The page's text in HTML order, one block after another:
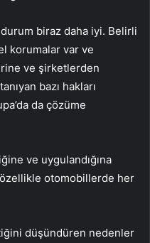
biraz daha iyi. Belirli
korumalar var ve
ve şirketlerden
bazı hakları
da çözüme
ve uygulandığına
otomobillerde her
düşündüren nedenler